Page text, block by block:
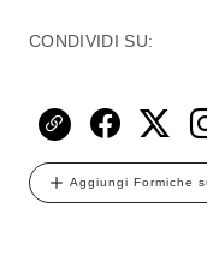
CONDIVIDI SU:
Aggiungi Formiche